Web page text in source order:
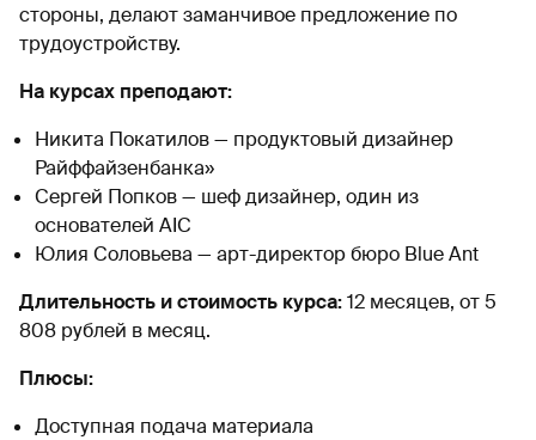
стороны, делают заманчивое предложение по
трудоустройству.
На курсах преподают:
Никита Покатилов — продуктовый дизайнер
Райффайзенбанка»
Сергей Попков — шеф дизайнер, один из
основателей AIC
Юлия Соловьева — арт-директор бюро Blue Ant
Длительность и стоимость курса:12 месяцев, от 5
808 рублей в месяц.
Плюсы:
Доступная подача материала